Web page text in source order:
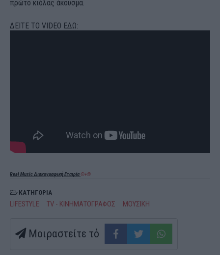
πρώτο κιόλας άκουσμα.
ΔΕΙΤΕ ΤΟ VIDEO ΕΔΩ:
Real Music Δισκογραφική Εταιρία ©+®
ΚΑΤΗΓΟΡΙΑ
LIFESTYLE TV - ΚΙΝΗΜΑΤΟΓΡΑΦΟΣ ΜΟΥΣΙΚΗ
Μοιραστείτε τό